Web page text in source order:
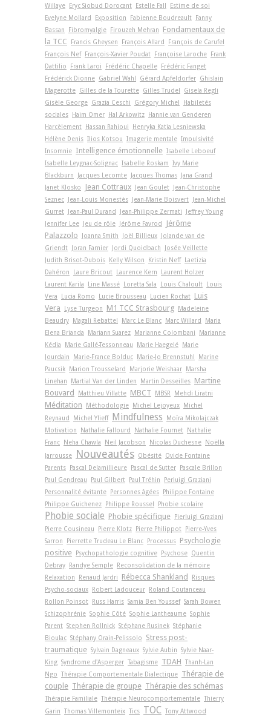
Willaye
Eryc Siobud Dorocant Estelle Fall
Estime de soi
Evelyne Mollard
Exposition Fabienne Boudreault
Fanny
Bassan
Fibromyalgie Firouzeh Mehran
Fondamentaux de
la TCC
Francis Gheysen François Allard
François de Carufel
François Nef
François-Xavier Poudat Françoise Laroche
Frank
Dattilio
Frank Laroi Frédéric Chapelle
Frédéric Fanget
Frédérick Dionne Gabriel Wahl Gérard Apfeldorfer Ghislain
Magerotte Gilles de la Tourette Gilles Trudel
Gisela Regli
Gisèle George Grazia Ceschi Grégory Michel
Habiletés
sociales
Haim Omer Hal Arkowitz
Hannie van Genderen
Harcèlement
Hassan Rahioui
Henryka Katia Lesniewska
Hélène Denis Ilios Kotsou Imagerie mentale Impulsivité
Insomnie Intelligence émotionnelle Isabelle Leboeuf
Isabelle Leygnac-Solignac Isabelle Roskam Ivy Marie
Blackburn
Jacques Lecomte Jacques Thomas
Jana Grand
Janet Klosko
Jean Cottraux Jean Goulet
Jean-Christophe
Seznec
Jean-Louis Monestès Jean-Marie Boisvert
Jean-Michel
Gurret
Jean-Paul Durand Jean-Philippe Zermati
Jeffrey Young
Jennifer Lee
Jeu de rôle Jérôme Favrod
Jérôme
Palazzolo
Joanna Smith Joël Billieux
Jolande van de
Griendt
Joran Farnier Jordi Quoidbach
Josée Veillette
Judith Brisot-Dubois
Kelly Wilson Kristin Neff
Laetizia
Dahéron
Laure Bricout Laurence Kern
Laurent Holzer
Laurent Karila
Line Massé Loretta Sala Louis Chaloult
Louis
Vera
Lucia Romo Lucie Brousseau Lucien Rochat Luis
Vera
Lyse Turgeon M1 TCC Strasbourg
Madeleine
Beaudry
Magali Rebattel Marc Le Blanc Marc Willard
Maria
Elena Brianda
Mariann Suarez Marianne Colombani
Marianne
Kédia
Marie Gallé-Tessonneau Marie Haegelé
Marie
Jourdain
Marie-France Bolduc Marie-Jo Brennstuhl
Marine
Paucsik
Marion Trousselard Marjorie Weishaar
Marsha
Linehan
Martial Van der Linden Martin Desseilles Martine
Bouvard
Matthieu Villatte MBCT MBSR Mehdi Liratni
Méditation Méthodologie Michel Lejoyeux
Michel
Reynaud
Michel Ylieff Mindfulness
Moïra Mikolajczak
Motivation
Nathalie Fallourd Nathalie Fournet
Nathalie
Franc
Neha Chawla Neil Jacobson Nicolas Duchesne
Noëlla
Jarrousse
Nouveautés Obésité Ovide Fontaine
Parents
Pascal Delamillieure Pascal de Sutter
Pascale Brillon
Paul Gendreau
Paul Gilbert Paul Tréhin
Perluigi Graziani
Personnalité évitante
Personnes âgées
Philippe Fontaine
Philippe Guichenez
Philippe Roussel Phobie scolaire
Phobie sociale Phobie spécifique
Pierluigi Graziani
Pierre Cousineau
Pierre Klotz Pierre Philippot
Pierre-Yves
Sarron
Pierrette Trudeau Le Blanc Processus Psychologie
positive
Psychopathologie cognitive Psychose Quentin
Debray
Randye Semple
Reconsolidation de la mémoire
Relaxation
Renaud Jardri Rébecca Shankland
Risques
Psycho-sociaux
Robert Ladouceur
Roland Coutanceau
Rollon Poinsot
Russ Harris Samia Ben Youssef Sarah Bowen
Schizophrénie Sophie Côté Sophie Lantheaume Sophie
Parent Stephen Rollnick Stéphane Rusinek Stéphanie
Bioulac Stéphany Orain-Pelissolo
Stress post-
traumatique Sylvain Dagneaux Sylvie Aubin Sylvie Naar-
King Syndrome d'Asperger Tabagisme TDAH Thanh-Lan
Ngo Thérapie Comportementale Dialectique Thérapie de
couple Thérapie de groupe Thérapie des schémas
Thérapie Familiale Thérapie Neurocomportementale Thierry
Garin Thomas Villemonteix Tics TOC Tony Attwood